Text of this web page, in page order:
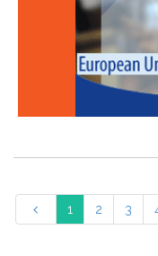
1 2 3